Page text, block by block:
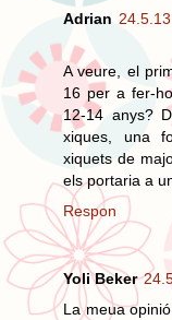
Adrian 24.5.13
A veure, el
16 per a fer-
12-14 anys?
xiques, una
xiquets de
els portaria a
Respon
Yoli Beker
La meua